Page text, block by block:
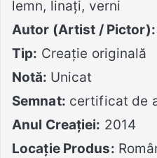
lemn, linați, verni
Autor (Artist / Pictor):
Tip: Creație originală
Notă: Unicat
Semnat: certificat de
Anul Creației: 2014
Locație Produs: